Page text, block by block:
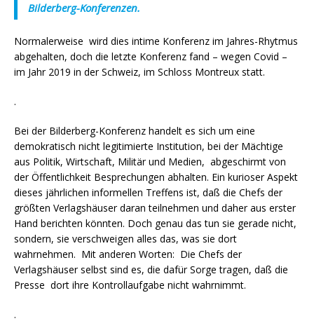
Bilderberg-Konferenzen.
Normalerweise wird dies intime Konferenz im Jahres-Rhytmus
abgehalten, doch die letzte Konferenz fand – wegen Covid –
im Jahr 2019 in der Schweiz, im Schloss Montreux statt.
.
Bei der Bilderberg-Konferenz handelt es sich um eine
demokratisch nicht legitimierte Institution, bei der Mächtige
aus Politik, Wirtschaft, Militär und Medien, abgeschirmt von
der Öffentlichkeit Besprechungen abhalten. Ein kurioser Aspekt
dieses jährlichen informellen Treffens ist, daß die Chefs der
größten Verlagshäuser daran teilnehmen und daher aus erster
Hand berichten könnten. Doch genau das tun sie gerade nicht,
sondern, sie verschweigen alles das, was sie dort
wahrnehmen. Mit anderen Worten: Die Chefs der
Verlagshäuser selbst sind es, die dafür Sorge tragen, daß die
Presse dort ihre Kontrollaufgabe nicht wahrnimmt.
.